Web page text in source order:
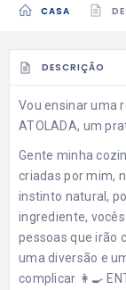
CASA
DESCRIÇÃO
Vou ensinar uma
ATOLADA, um
Gente minha
criadas por mim,
instinto natural,
ingrediente,
pessoas que irão
uma diversão e
complicar 👩‍🍳